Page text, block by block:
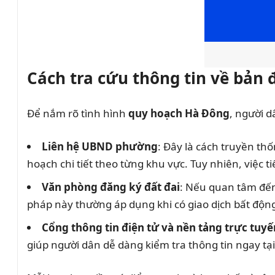
Cách tra cứu thông tin về bản
Để nắm rõ tình hình quy hoạch Hà Đông, người
Liên hệ UBND phường: Đây là cách truyền
hoạch chi tiết theo từng khu vực. Tuy nhiên, việc
Văn phòng đăng ký đất đai: Nếu quan tâm
pháp này thường áp dụng khi có giao dịch bất
Cổng thông tin điện tử và nền tảng trực
giúp người dân dễ dàng kiểm tra thông tin ngay